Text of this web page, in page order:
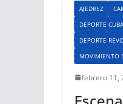
AJEDREZ
DEPORTE
DEPORTE
MOVIMIENTO
febrero 11,